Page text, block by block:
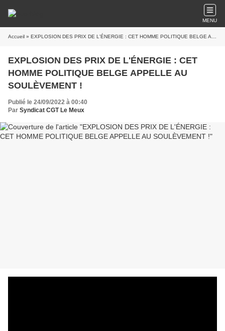
MENU
Accueil » EXPLOSION DES PRIX DE L'ÉNERGIE : CET HOMME POLITIQUE BELGE APPELLE AU SOULÈVEMENT !
EXPLOSION DES PRIX DE L'ÉNERGIE : CET
HOMME POLITIQUE BELGE APPELLE AU
SOULÈVEMENT !
Publié le 24/09/2022 à 00:40
Par Syndicat CGT Le Meux